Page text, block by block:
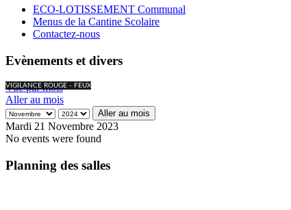
ECO-LOTISSEMENT Communal
Menus de la Cantine Scolaire
Contactez-nous
Evènements et divers
VIGILANCE ROUGE - FEUX
Vue par mois
Aller au mois
Aller au mois
Mardi 21 Novembre 2023
No events were found
Planning des salles